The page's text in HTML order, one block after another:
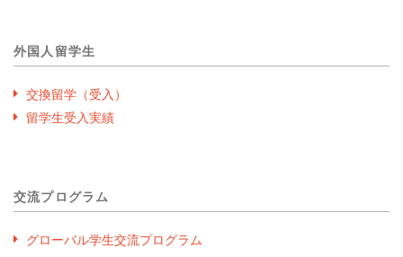
外国人留学生
交換留学（受入）
留学生受入実績
交流プログラム
グローバル学生交流プログラム